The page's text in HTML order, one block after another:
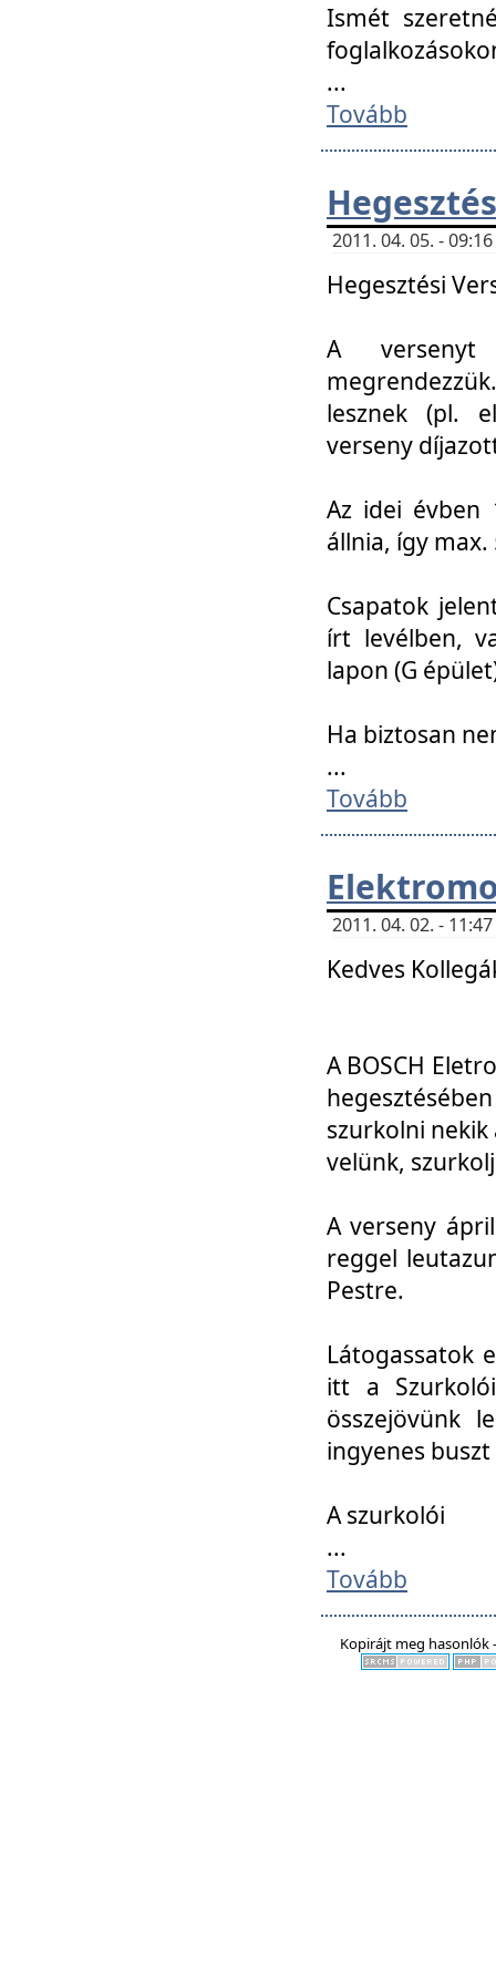
Ismét
...
Tovább
2011. 04. 05. -
Hegesztési
A versenyt
lesznek (pl.
verseny
Az idei évben
állnia, így
Csapatok
írt levélben,
lapon (G
Ha biztosan
...
Tovább
2011. 04. 02. -
Kedves
A BOSCH
szurkolni
velünk,
A verseny
reggel
Pestre.
Látogassatok
itt a
összejövünk
ingyenes
A szurkolói
...
Tovább
Kopirájt meg hasonlók